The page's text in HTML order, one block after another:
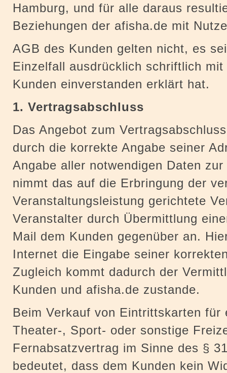
Hamburg, und für alle daraus
Beziehungen der afisha.de mit
AGB des Kunden gelten nicht, es
Einzelfall ausdrücklich schriftlich
Kunden einverstanden erklärt hat.
1. Vertragsabschluss
Das Angebot zum
durch die korrekte Angabe seiner
Angabe aller notwendigen Daten
nimmt das auf die Erbringung der
Veranstaltungsleistung gerichtete
Veranstalter durch Übermittlung
Mail dem Kunden gegenüber an.
Internet die Eingabe seiner
Zugleich kommt dadurch der
Kunden und afisha.de zustande.
Beim Verkauf von Eintrittskarten
Theater-, Sport- oder sonstige
Fernabsatzvertrag im Sinne des §
bedeutet, dass dem Kunden kein